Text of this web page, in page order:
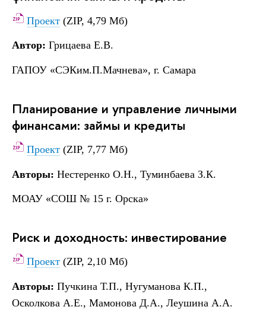
Проект (ZIP, 4,79 Мб)
Автор: Грицаева Е.В.
ГАПОУ «СЭКим.П.Мачнева», г. Самара
Планирование и управление личными
финансами: займы и кредиты
Проект (ZIP, 7,77 Мб)
Авторы: Нестеренко О.Н., Туминбаева З.К.
МОАУ «СОШ № 15 г. Орска»
Риск и доходность: инвестирование
Проект (ZIP, 2,10 Мб)
Авторы: Пучкина Т.П., Нугуманова К.П.,
Осколкова А.Е., Мамонова Д.А., Леушина А.А.